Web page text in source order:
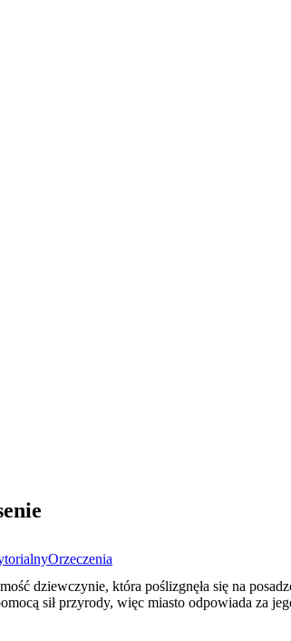
Orzeczenia
dziewczynie, która poślizgnęła się na
sił przyrody, więc miasto odpowiada za